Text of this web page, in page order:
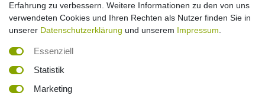
Barrierefreiheitserklärung Widerrufs­recht
Erfahrung zu verbessern. Weitere Informationen zu den von uns
verwendeten Cookies und Ihren Rechten als Nutzer finden Sie in
unserer Datenschutzerklärung und unserem Impressum
Essenziell
Statistik
Marketing